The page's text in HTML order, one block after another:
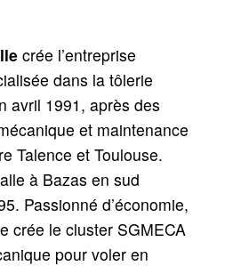
crée l’entreprise
dans la tôlerie
avril 1991, après des
et maintenance
Talence et Toulouse.
à Bazas en sud
Passionné d’économie,
crée le cluster SGMECA
pour voler en